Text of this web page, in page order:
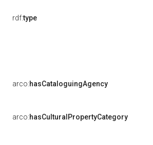
rdf:type
arco:hasCataloguingAgency
arco:hasCulturalPropertyCategory